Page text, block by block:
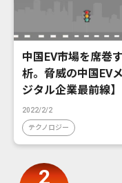
中国EV市場を席巻
析。脅威の中国EV
ジタル企業最前線】
2022/2/2
テクノロジー